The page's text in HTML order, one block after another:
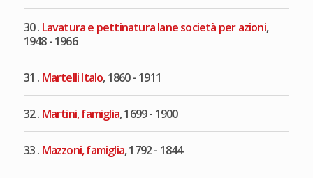
30 . Lavatura e pettinatura lane società per azioni,
1948 - 1966
31 . Martelli Italo, 1860 - 1911
32 . Martini, famiglia, 1699 - 1900
33 . Mazzoni, famiglia, 1792 - 1844